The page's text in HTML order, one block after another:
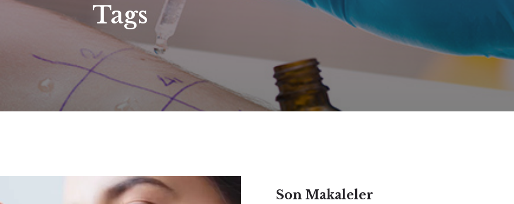
Tags
Son Makaleler